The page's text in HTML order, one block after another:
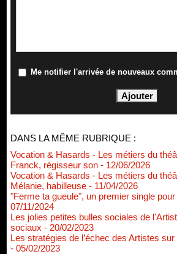
Me notifier l'arrivée de nouveaux
DANS LA MÊME RUBRIQUE :
Vocation & Hasards - Les métiers du
Franck, régisseur son - 12/06/2026
Vocation & Hasards - Les métiers du
Mélanie, habilleuse - 11/04/2026
"Ferme ta gueule", un premier single
07/11/2024
Les jolies petites bulles sociales de
sociaux - 20/02/2023
Les stratégies de l’échec des Artistes
- 05/02/2023